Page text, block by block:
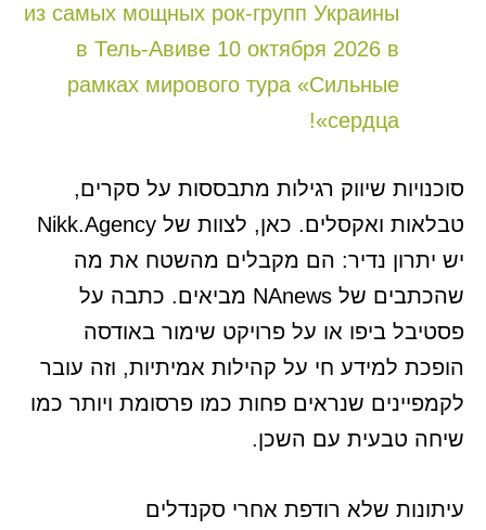
из самых мощных рок-групп Украины
в Тель-Авиве 10 октября 2026 в
рамках мирового тура «Сильные
сердца»!
סוכנויות שיווק רגילות מתבססות על סקרים,
טבלאות ואקסלים. כאן, לצוות של Nikk.Agency
יש יתרון נדיר: הם מקבלים מהשטח את מה
שהכתבים של NAnews מביאים. כתבה על
פסטיבל ביפו או על פרויקט שימור באודסה
הופכת למידע חי על קהילות אמיתיות, וזה עובר
לקמפיינים שנראים פחות כמו פרסומת ויותר כמו
שיחה טבעית עם השכן.
עיתונות שלא רודפת אחרי סקנדלים